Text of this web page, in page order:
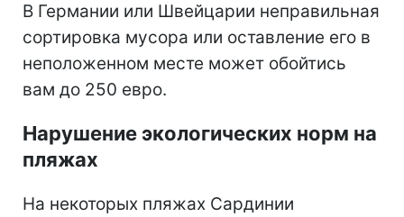
В Германии или Швейцарии неправильная
сортировка мусора или оставление его в
неположенном месте может обойтись
вам до 250 евро.
Нарушение экологических норм на
пляжах
На некоторых пляжах Сардинии